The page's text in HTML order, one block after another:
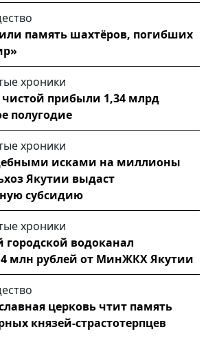
память шахтёров, погибших
хроники
прибыли 1,34 млрд
полугодие
хроники
исками на миллионы
Якутии выдаст
субсидию
хроники
водоканал
млн рублей от МинЖКХ Якутии
церковь чтит память
князей-страстотерпцев